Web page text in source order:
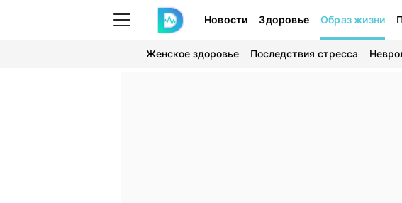
Новости Здоровье Образ жизни
Женское здоровье Последствия стресса